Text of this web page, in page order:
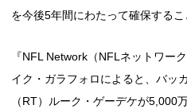
を今後5年間にわたって確保するこ
『NFL Network（NFLネットワー
イク・ガラフォロによると、バッ
（RT）ルーク・ゲーデケが5,000